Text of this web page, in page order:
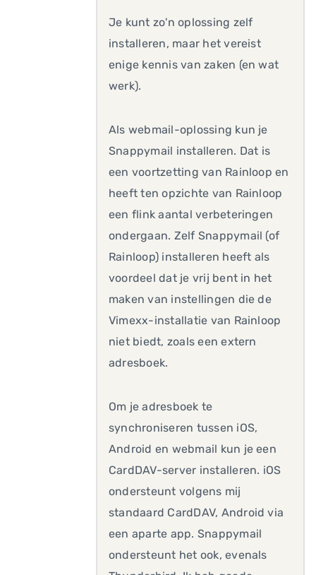
Je kunt zo'n oplossing zelf
installeren, maar het vereist
enige kennis van zaken (en wat
werk).
Als webmail-oplossing kun je
Snappymail installeren. Dat is
een voortzetting van Rainloop en
heeft ten opzichte van Rainloop
een flink aantal verbeteringen
ondergaan. Zelf Snappymail (of
Rainloop) installeren heeft als
voordeel dat je vrij bent in het
maken van instellingen die de
Vimexx-installatie van Rainloop
niet biedt, zoals een extern
adresboek.
Om je adresboek te
synchroniseren tussen iOS,
Android en webmail kun je een
CardDAV-server installeren. iOS
ondersteunt volgens mij
standaard CardDAV, Android via
een aparte app. Snappymail
ondersteunt het ook, evenals